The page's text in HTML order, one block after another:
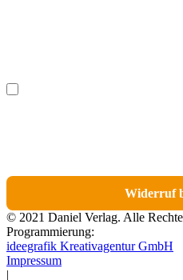
Ich möchte bestimmte Positionen
Widerruf
© 2021 Daniel Verlag. Alle
Programmierung:
ideegrafik Kreativagentur GmbH
Impressum
|